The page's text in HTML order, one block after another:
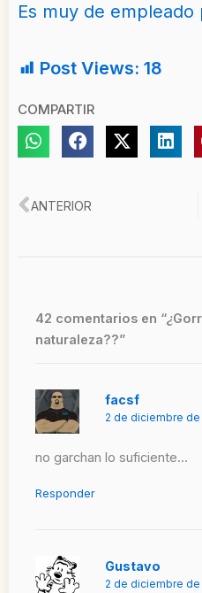
Es muy de empleado
Post Views: 18
COMPARTIR
Ant
ANTERIOR
42 comentarios en
naturaleza??”
facsf
2 de diciembre de
no garchan lo suficiente…
Responder
Gustavo
2 de diciembre de